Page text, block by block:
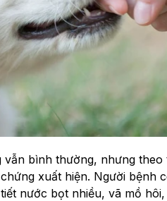
bình thường, nhưng theo
xuất hiện. Người bệnh
nước bọt nhiều, vã mồ